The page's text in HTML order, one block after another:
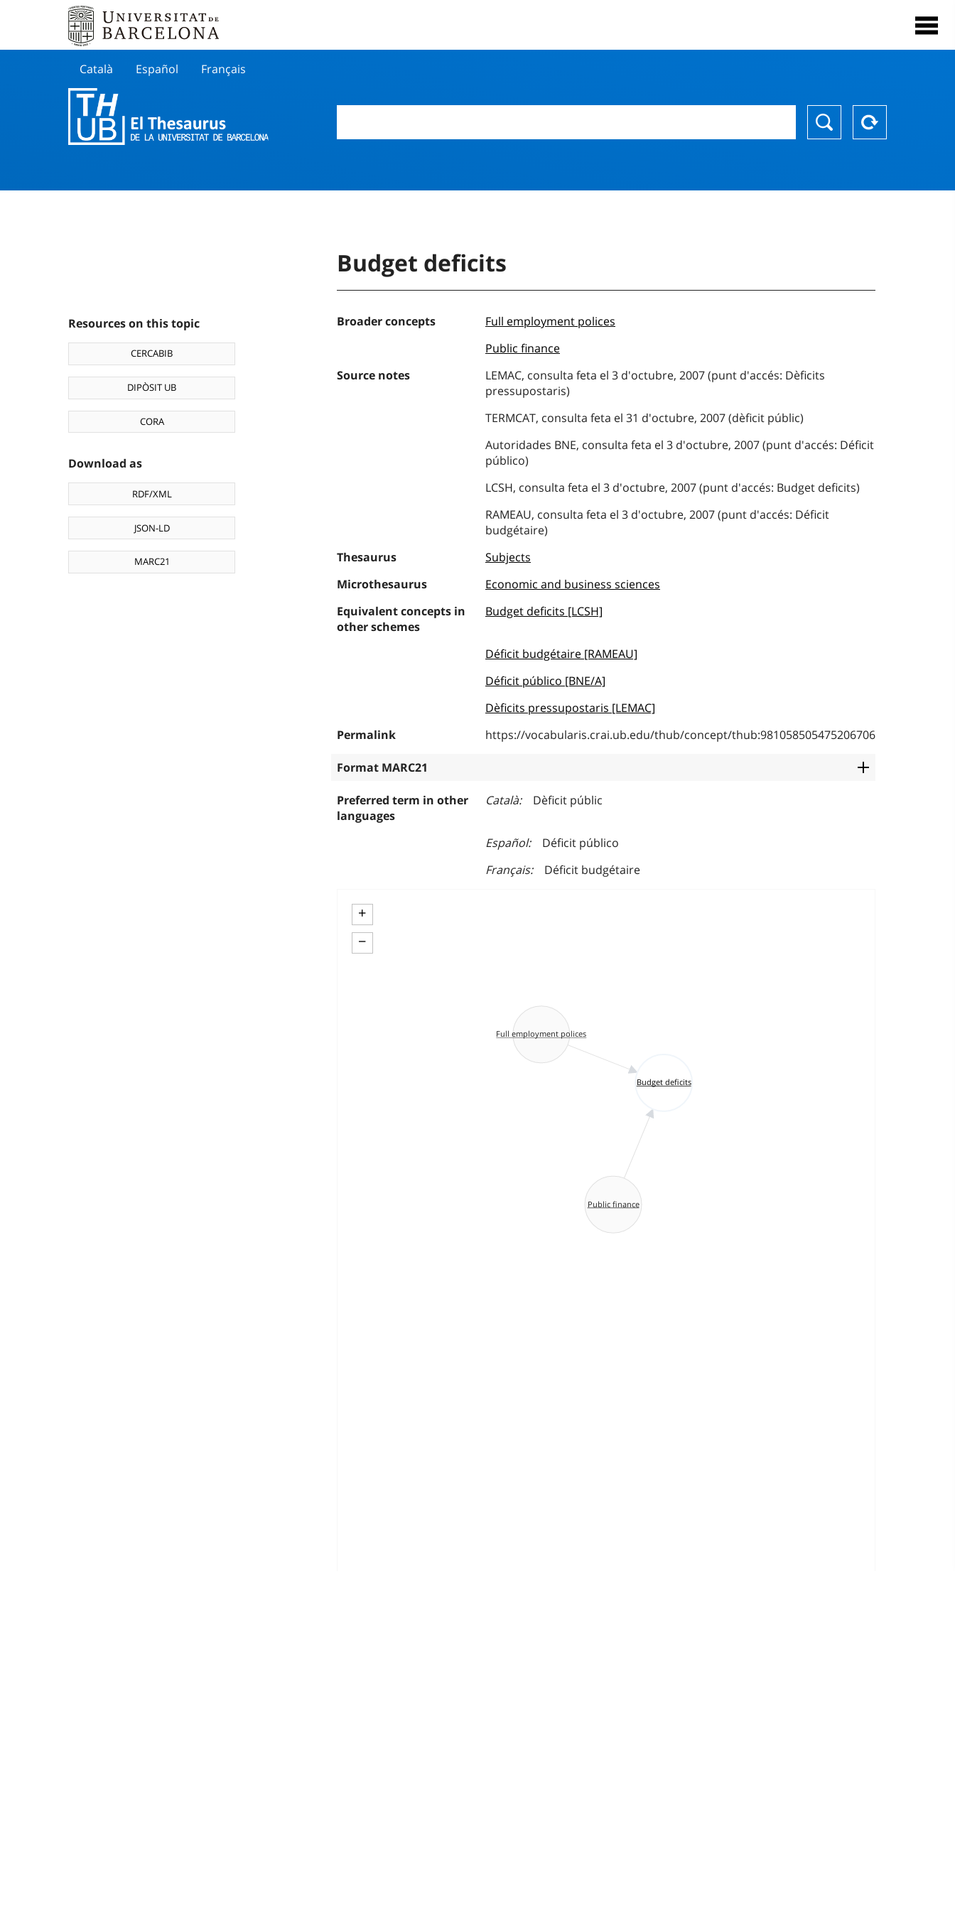
Català Español Français
Resources on this topic
CERCABIB
DIPÒSIT UB
CORA
Download as
RDF/XML
JSON-LD
MARC21
Budget deficits
Broader concepts
Full employment polices
Public finance
Source notes
LEMAC, consulta feta el 3 d'octubre, 2007 (punt d'accés: Dèficits
pressupostaris)
TERMCAT, consulta feta el 31 d'octubre, 2007 (dèficit públic)
Autoridades BNE, consulta feta el 3 d'octubre, 2007 (punt d'accés: Déficit
público)
LCSH, consulta feta el 3 d'octubre, 2007 (punt d'accés: Budget deficits)
RAMEAU, consulta feta el 3 d'octubre, 2007 (punt d'accés: Déficit
budgétaire)
Thesaurus
Subjects
Microthesaurus
Economic and business sciences
Equivalent concepts in
other schemes
Budget deficits [LCSH]
Déficit budgétaire [RAMEAU]
Déficit público [BNE/A]
Dèficits pressupostaris [LEMAC]
Permalink
https://vocabularis.crai.ub.edu/thub/concept/thub:981058505475206706
Format MARC21
Preferred term in other
languages
Català Dèficit públic
Español
Déficit público
Français
Déficit budgétaire
+
−
Budget deficits
Public finance
Full employment polices